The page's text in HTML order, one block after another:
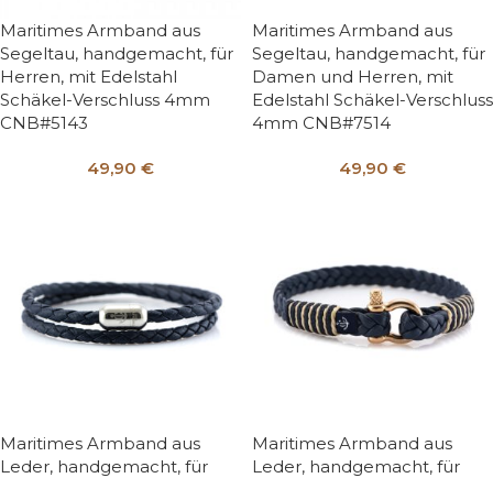
Maritimes Armband aus
Segeltau, handgemacht, für
Herren, mit Edelstahl
Schäkel-Verschluss 4mm
CNB#5143
49,90 €
Maritimes Armband aus
Segeltau, handgemacht, für
Damen und Herren, mit
Edelstahl Schäkel-Verschluss
4mm CNB#7514
49,90 €
Maritimes Armband aus
Leder, handgemacht, für
Maritimes Armband aus
Leder, handgemacht, für